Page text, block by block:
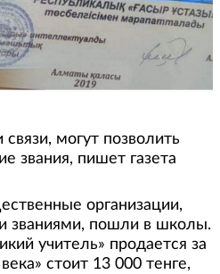
связи, могут позволить
звания, пишет газета
организации,
званиями, пошли в школы.
учитель» продается за
стоит 13 000 тенге,